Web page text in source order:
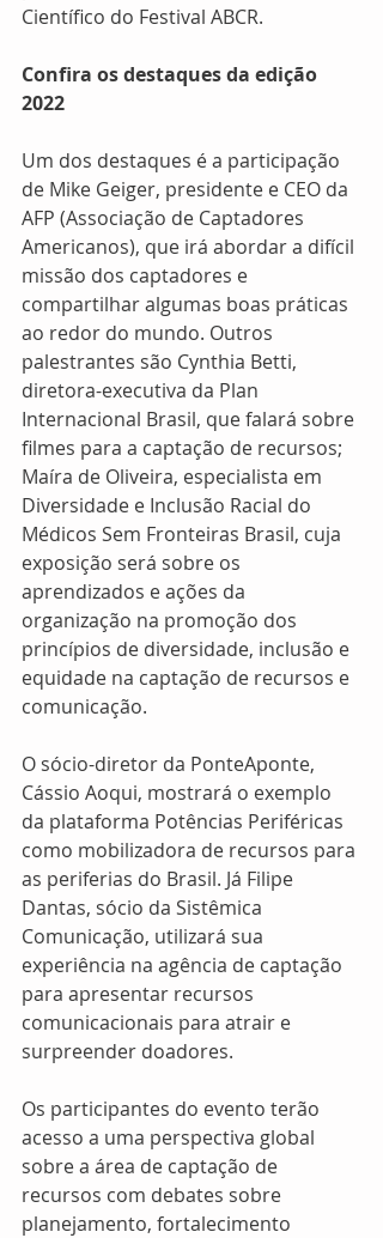
Científico do Festival ABCR.
Confira os destaques da edição
2022
Um dos destaques é a participação
de Mike Geiger, presidente e CEO da
AFP (Associação de Captadores
Americanos), que irá abordar a difícil
missão dos captadores e
compartilhar algumas boas práticas
ao redor do mundo. Outros
palestrantes são Cynthia Betti,
diretora-executiva da Plan
Internacional Brasil, que falará sobre
filmes para a captação de recursos;
Maíra de Oliveira, especialista em
Diversidade e Inclusão Racial do
Médicos Sem Fronteiras Brasil, cuja
exposição será sobre os
aprendizados e ações da
organização na promoção dos
princípios de diversidade, inclusão e
equidade na captação de recursos e
comunicação.
O sócio-diretor da PonteAponte,
Cássio Aoqui, mostrará o exemplo
da plataforma Potências Periféricas
como mobilizadora de recursos para
as periferias do Brasil. Já Filipe
Dantas, sócio da Sistêmica
Comunicação, utilizará sua
experiência na agência de captação
para apresentar recursos
comunicacionais para atrair e
surpreender doadores.
Os participantes do evento terão
acesso a uma perspectiva global
sobre a área de captação de
recursos com debates sobre
planejamento, fortalecimento